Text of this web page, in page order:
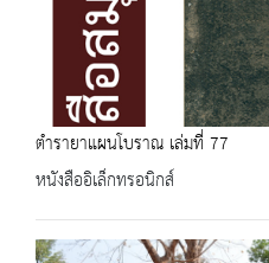
ตำรายาแผนโบราณ เล่มที่ 77
หนังสืออิเล็กทรอนิกส์